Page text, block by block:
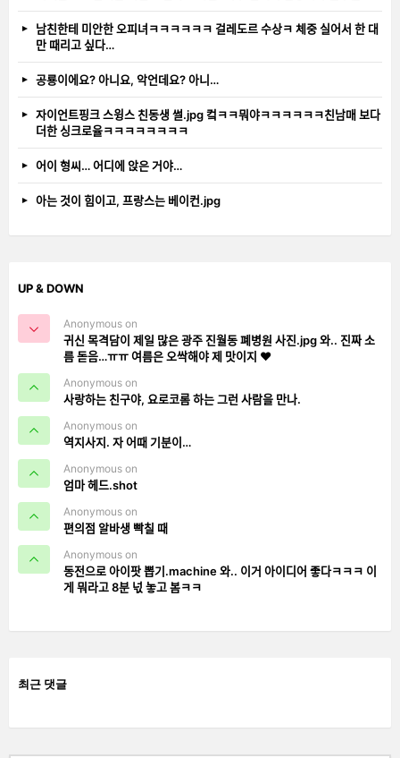
남친한테 미안한 오피녀ㅋㅋㅋㅋㅋㅋ 걸레도르 수상ㅋ 체중 실어서 한 대
만 때리고 싶다…
공룡이에요? 아니요, 악언데요? 아니…
자이언트핑크 스윙스 친동생 썰.jpg 컼ㅋㅋ뭐야ㅋㅋㅋㅋㅋㅋ친남매 보다
더한 싱크로율ㅋㅋㅋㅋㅋㅋㅋㅋ
어이 형씨… 어디에 앉은 거야…
아는 것이 힘이고, 프랑스는 베이컨.jpg
UP & DOWN
Anonymous on
귀신 목격담이 제일 많은 광주 진월동 폐병원 사진.jpg 와.. 진짜 소
름 돋음…ㅠㅠ 여름은 오싹해야 제 맛이지 ❤️
Anonymous on
사랑하는 친구야, 요로코롬 하는 그런 사람을 만나.
Anonymous on
역지사지. 자 어때 기분이…
Anonymous on
엄마 헤드.shot
Anonymous on
편의점 알바생 빡칠 때
Anonymous on
동전으로 아이팟 뽑기.machine 와.. 이거 아이디어 좋다ㅋㅋㅋ 이
게 뭐라고 8분 넋 놓고 봄ㅋㅋ
최근 댓글